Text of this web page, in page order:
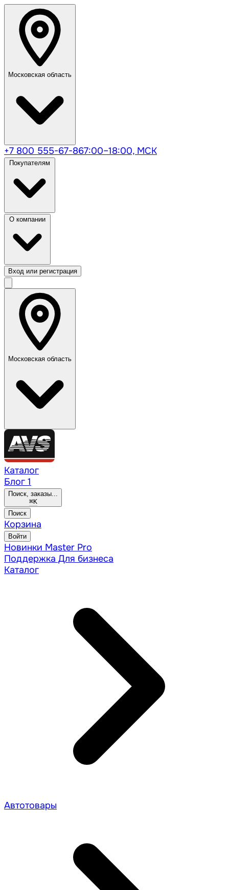
Московская область
+7 800 555-67-867:00–18:00, МСК
Вход или регистрация
Московская область
Каталог
Блог 1
Поиск, заказы...
⌘K
Поиск
Корзина
Войти
Новинки Master Pro
Поддержка Для бизнеса
Каталог
Автотовары